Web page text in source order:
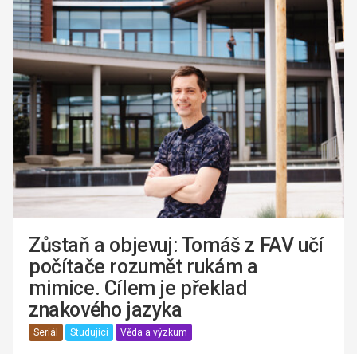
Zůstaň a objevuj: Tomáš z FAV učí
počítače rozumět rukám a
mimice. Cílem je překlad
znakového jazyka
Seriál Studující Věda a výzkum